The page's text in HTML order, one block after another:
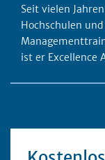
Seit vielen
Hochschulen
ist er Excellence